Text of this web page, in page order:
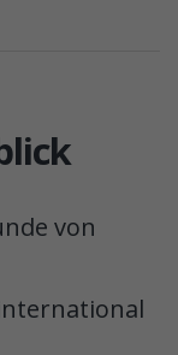
von